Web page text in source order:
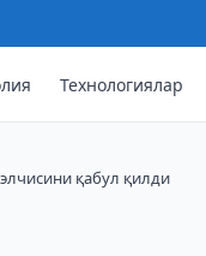
Технологиялар
қабул қилди